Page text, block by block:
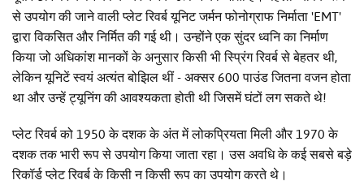
से उपयोग की जाने वाली प्लेट रिवर्ब यूनिट जर्मन फोनोग्राफ निर्माता 'EMT'
द्वारा विकसित और निर्मित की गई थी। उन्होंने एक सुंदर ध्वनि का निर्माण
किया जो अधिकांश मानकों के अनुसार किसी भी स्प्रिंग रिवर्ब से बेहतर थी,
लेकिन यूनिटें स्वयं अत्यंत बोझिल थीं - अक्सर 600 पाउंड जितना वजन होता
था और उन्हें ट्यूनिंग की आवश्यकता होती थी जिसमें घंटों लग सकते थे!
प्लेट रिवर्ब को 1950 के दशक के अंत में लोकप्रियता मिली और 1970 के
दशक तक भारी रूप से उपयोग किया जाता रहा। उस अवधि के कई सबसे बड़े
रिकॉर्ड प्लेट रिवर्ब के किसी न किसी रूप का उपयोग करते थे।